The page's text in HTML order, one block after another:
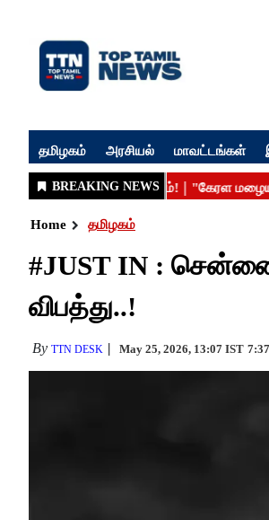
தமிழகம் அரசியல் மாவட்டங்கள்
Home தமிழகம்
#JUST IN : சென்னை
விபத்து..!
By TTN DESK May 25, 2026, 13:07 IST